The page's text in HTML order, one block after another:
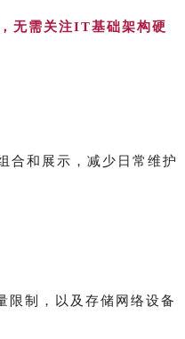
无需关注IT基础架构硬
合和展示，减少日常维护
限制，以及存储网络设备